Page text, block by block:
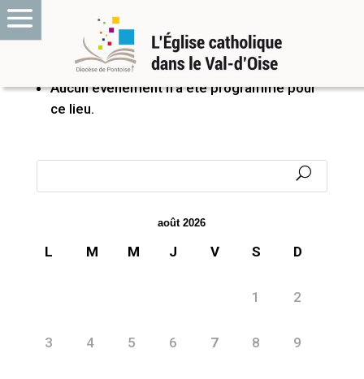
PROCHAINS ÉVÉNEMENTS
Aucun événement n’a été programmé pour
ce lieu.
août 2026
L M M J V S D
1 2
3 4 5 6 7 8 9